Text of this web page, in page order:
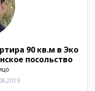
90 кв.м в Эко
посольство